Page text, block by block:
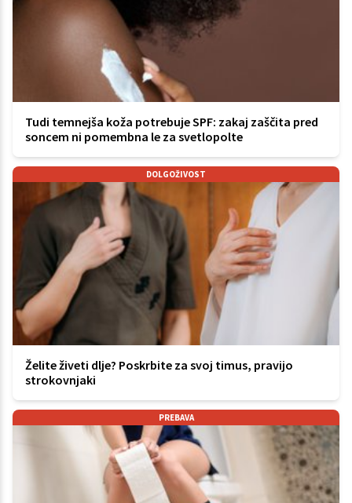
Tudi temnejša koža potrebuje SPF: zakaj zaščita pred
soncem ni pomembna le za svetlopolte
DOLGOŽIVOST
Želite živeti dlje? Poskrbite za svoj timus, pravijo
strokovnjaki
PREBAVA